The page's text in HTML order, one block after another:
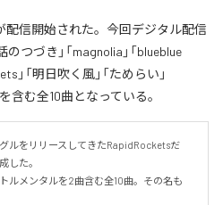
配信開始された。今回デジタル配信
つづき」「magnolia」「blueblue
」「明日吹く風」「ためらい」
を含む全10曲となっている。
ルをリリースしてきたRapidRocketsだ
した。
ルメンタルを2曲含む全10曲。その名も